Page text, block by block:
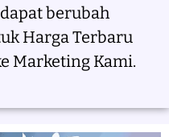
berubah
Harga Terbaru
Marketing Kami.